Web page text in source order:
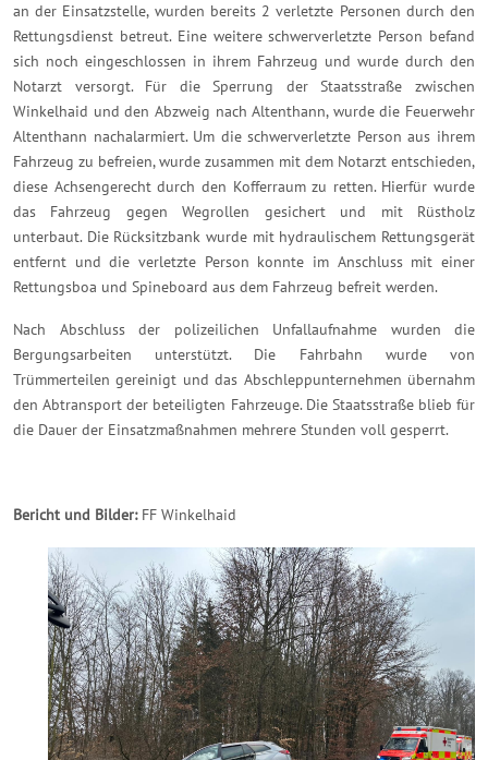
an der Einsatzstelle, wurden bereits 2 verletzte Personen durch den
Rettungsdienst betreut. Eine weitere schwerverletzte Person befand
sich noch eingeschlossen in ihrem Fahrzeug und wurde durch den
Notarzt versorgt. Für die Sperrung der Staatsstraße zwischen
Winkelhaid und den Abzweig nach Altenthann, wurde die Feuerwehr
Altenthann nachalarmiert. Um die schwerverletzte Person aus ihrem
Fahrzeug zu befreien, wurde zusammen mit dem Notarzt entschieden,
diese Achsengerecht durch den Kofferraum zu retten. Hierfür wurde
das Fahrzeug gegen Wegrollen gesichert und mit Rüstholz
unterbaut. Die Rücksitzbank wurde mit hydraulischem Rettungsgerät
entfernt und die verletzte Person konnte im Anschluss mit einer
Rettungsboa und Spineboard aus dem Fahrzeug befreit werden.
Nach Abschluss der polizeilichen Unfallaufnahme wurden die
Bergungsarbeiten unterstützt. Die Fahrbahn wurde von
Trümmerteilen gereinigt und das Abschleppunternehmen übernahm
den Abtransport der beteiligten Fahrzeuge. Die Staatsstraße blieb für
die Dauer der Einsatzmaßnahmen mehrere Stunden voll gesperrt.
Bericht und Bilder:FF Winkelhaid